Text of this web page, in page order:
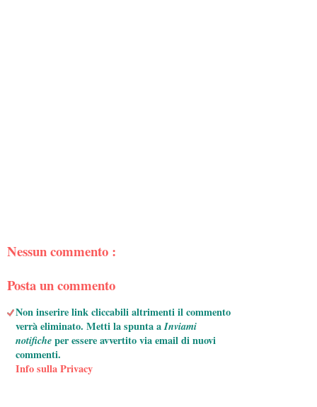
Nessun commento :
Posta un commento
Non inserire link cliccabili altrimenti il commento
verrà eliminato. Metti la spunta aInviami
notificheper essere avvertito via email di nuovi
commenti.
Info sulla Privacy